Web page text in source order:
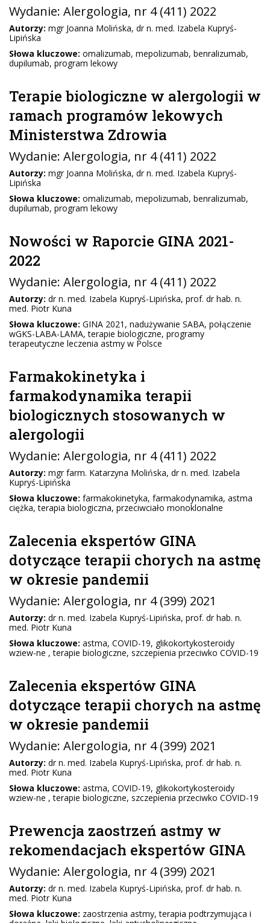
Wydanie: Alergologia, nr 4 (411) 2022
Autorzy: mgr Joanna Molińska, dr n. med. Izabela Kupryś-
Lipińska
Słowa kluczowe: omalizumab, mepolizumab, benralizumab,
dupilumab, program lekowy
Terapie biologiczne w alergologii w
ramach programów lekowych
Ministerstwa Zdrowia
Wydanie: Alergologia, nr 4 (411) 2022
Autorzy: mgr Joanna Molińska, dr n. med. Izabela Kupryś-
Lipińska
Słowa kluczowe: omalizumab, mepolizumab, benralizumab,
dupilumab, program lekowy
Nowości w Raporcie GINA 2021-
2022
Wydanie: Alergologia, nr 4 (411) 2022
Autorzy: dr n. med. Izabela Kupryś-Lipińska, prof. dr hab. n.
med. Piotr Kuna
Słowa kluczowe: GINA 2021, nadużywanie SABA, połączenie
wGKS-LABA-LAMA, terapie biologiczne, programy
terapeutyczne leczenia astmy w Polsce
Farmakokinetyka i
farmakodynamika terapii
biologicznych stosowanych w
alergologii
Wydanie: Alergologia, nr 4 (411) 2022
Autorzy: mgr farm. Katarzyna Molińska, dr n. med. Izabela
Kupryś-Lipińska
Słowa kluczowe: farmakokinetyka, farmakodynamika, astma
ciężka, terapia biologiczna, przeciwciało monoklonalne
Zalecenia ekspertów GINA
dotyczące terapii chorych na astmę
w okresie pandemii
Wydanie: Alergologia, nr 4 (399) 2021
Autorzy: dr n. med. Izabela Kupryś-Lipińska, prof. dr hab. n.
med. Piotr Kuna
Słowa kluczowe: astma, COVID-19, glikokortykosteroidy
wziew-ne , terapie biologiczne, szczepienia przeciwko COVID-19
Zalecenia ekspertów GINA
dotyczące terapii chorych na astmę
w okresie pandemii
Wydanie: Alergologia, nr 4 (399) 2021
Autorzy: dr n. med. Izabela Kupryś-Lipińska, prof. dr hab. n.
med. Piotr Kuna
Słowa kluczowe: astma, COVID-19, glikokortykosteroidy
wziew-ne , terapie biologiczne, szczepienia przeciwko COVID-19
Prewencja zaostrzeń astmy w
rekomendacjach ekspertów GINA
Wydanie: Alergologia, nr 4 (399) 2021
Autorzy: dr n. med. Izabela Kupryś-Lipińska, prof. dr hab. n.
med. Piotr Kuna
Słowa kluczowe: zaostrzenia astmy, terapia podtrzymująca i